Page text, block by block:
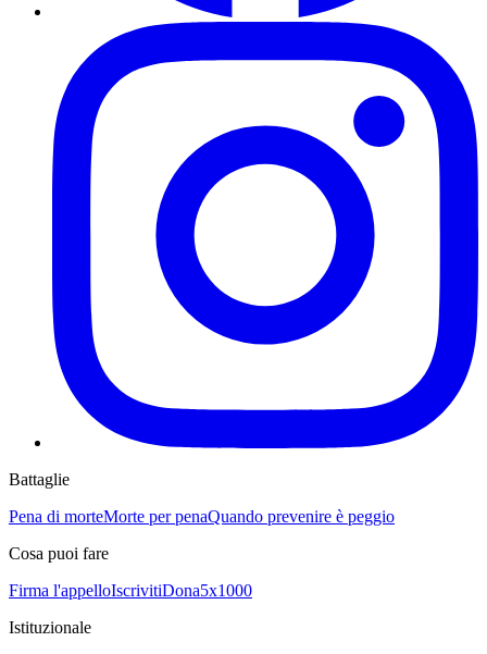
Battaglie
Pena di morteMorte per penaQuando prevenire è peggio
Cosa puoi fare
Firma l'appelloIscrivitiDona5x1000
Istituzionale